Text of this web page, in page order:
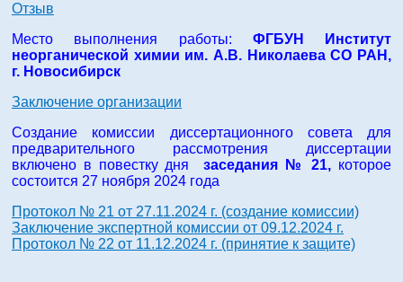
Отзыв
Место выполнения работы: ФГБУН Институт
неорганической химии им. А.В. Николаева СО РАН,
г. Новосибирск
Заключение организации
Создание комиссии диссертационного совета для
предварительного рассмотрения диссертации
включено в повестку дня
заседания № 21, которое
состоится 27 ноября 2024 года
Протокол № 21 от 27.11.2024 г. (создание комиссии)
Заключение экспертной комиссии от 09.12.2024 г.
Протокол № 22 от 11.12.2024 г. (принятие к защите)